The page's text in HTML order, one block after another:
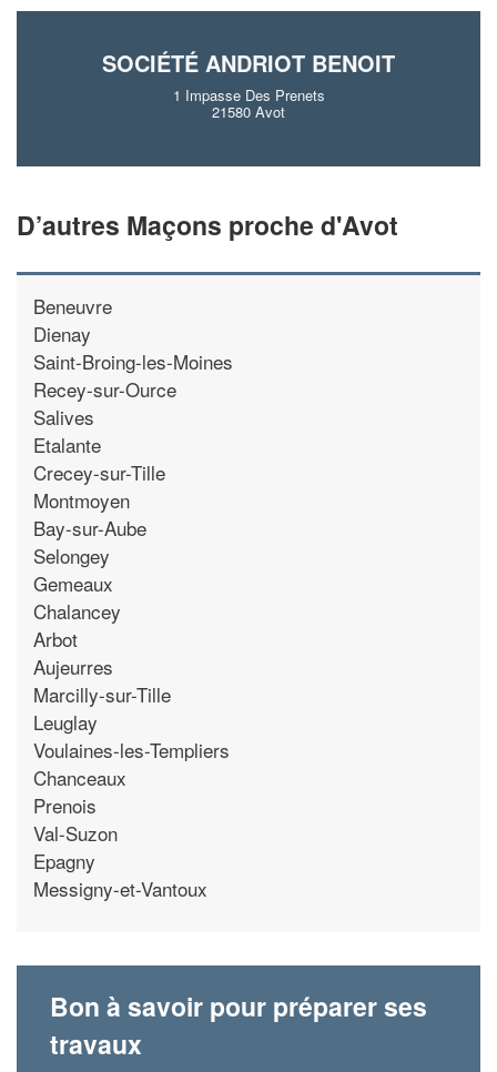
SOCIÉTÉ ANDRIOT BENOIT
1 Impasse Des Prenets
21580 Avot
D’autres Maçons proche d'Avot
Beneuvre
Dienay
Saint-Broing-les-Moines
Recey-sur-Ource
Salives
Etalante
Crecey-sur-Tille
Montmoyen
Bay-sur-Aube
Selongey
Gemeaux
Chalancey
Arbot
Aujeurres
Marcilly-sur-Tille
Leuglay
Voulaines-les-Templiers
Chanceaux
Prenois
Val-Suzon
Epagny
Messigny-et-Vantoux
Bon à savoir pour préparer ses
travaux